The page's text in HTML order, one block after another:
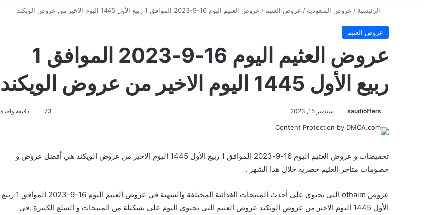
الرئيسية / عروض السعودية / عروض العثيم / عروض العثيم اليوم 16-9-2023 الموافق 1 ربيع الأول 1445 اليوم الاخير من عروض الويكند
عروض العثيم
عروض العثيم اليوم 16-9-2023 الموافق 1
ربيع الأول 1445 اليوم الاخير من عروض الويكند
saudioffers سبتمبر 15, 2023 73 دقيقة واحدة
تخفيضات و عروض العثيم اليوم 16-9-2023 الموافق 1 ربيع الأول 1445 اليوم الاخير من عروض الويكند هي أفضل عروض و
خصومات متاجر العثيم حصرية خلال هدا الشهر .
عروض othaim التي تحتوي علي أحدث المنتجات الغذائية المختلفة والشهية في عروض العثيم اليوم 16-9-2023 الموافق 1 ربيع
الأول 1445 اليوم الاخير من عروض الويكند عروض العثيم التي تحتوي اليوم علي تشكيلة من المنتجات و السلع الكثيرة .في